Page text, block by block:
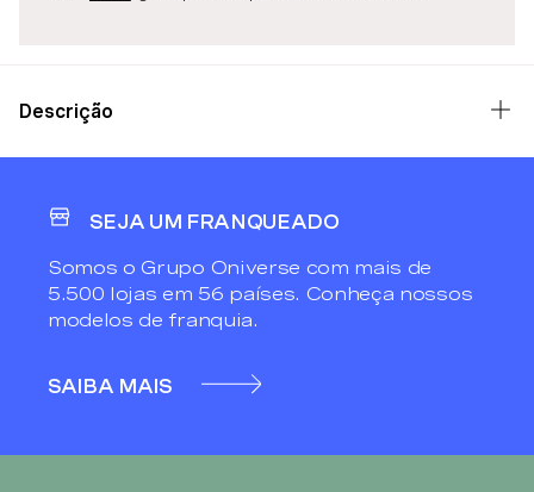
Descrição
SEJA UM FRANQUEADO
Somos o Grupo Oniverse com mais de
5.500 lojas em 56 países. Conheça nossos
modelos de franquia.
SAIBA MAIS